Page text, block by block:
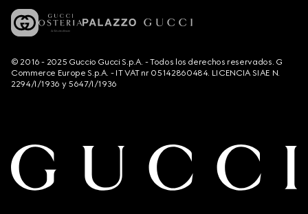
© 2016 - 2025 Guccio Gucci S.p.A. - Todos los derechos reservados. G
Commerce Europe S.p.A. - IT VAT nr 05142860484. LICENCIA SIAE N.
2294/I/1936 y 5647/I/1936